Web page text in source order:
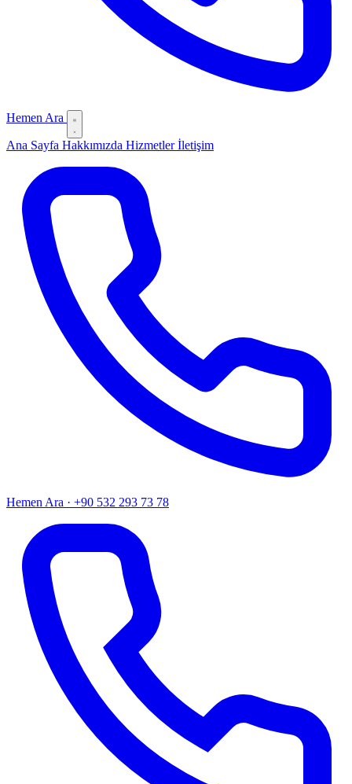
Hemen Ara
Ana Sayfa Hakkımızda Hizmetlerİletişim
Hemen Ara · +90 532 293 73 78